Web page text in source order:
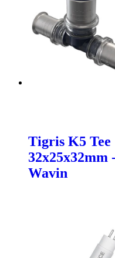
Tigris K5 Tee
32x25x32mm
Wavin